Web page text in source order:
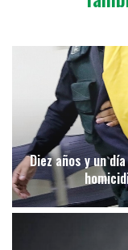
Diez años y un